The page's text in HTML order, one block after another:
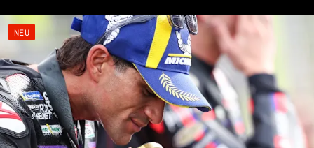
NEU